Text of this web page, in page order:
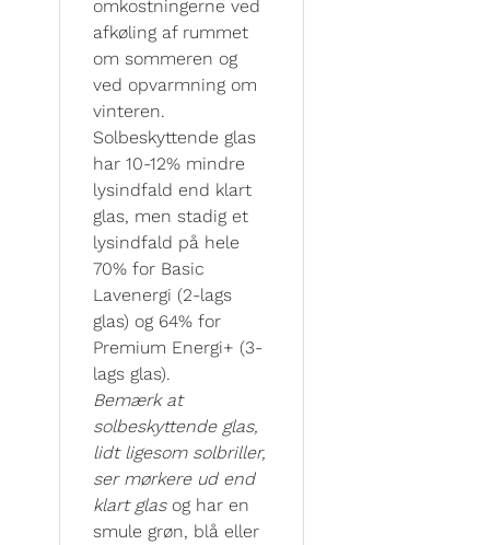
omkostningerne ved
afkøling af rummet
om sommeren og
ved opvarmning om
vinteren.
Solbeskyttende glas
har 10-12% mindre
lysindfald end klart
glas, men stadig et
lysindfald på hele
70% for Basic
Lavenergi (2-lags
glas) og 64% for
Premium Energi+ (3-
lags glas).
Bemærk at
solbeskyttende glas,
lidt ligesom solbriller,
ser mørkere ud end
klart glasog har en
smule grøn, blå eller